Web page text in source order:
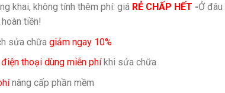
khai, không tính thêm phí: giá RẺ CHẤP HẾT -Ở đâu
tiền!
sửa chữa giảm ngay 10%
thoại dùng miễn phíkhi sửa chữa
nâng cấp phần mềm